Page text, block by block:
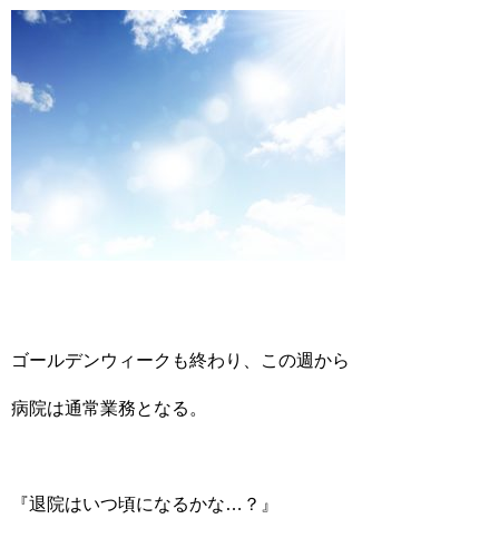
ゴールデンウィークも終わり、この週から
病院は通常業務となる。
『退院はいつ頃になるかな…？』